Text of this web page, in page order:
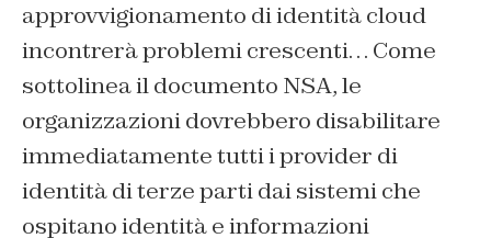
approvvigionamento di identità cloud
incontrerà problemi crescenti… Come
sottolinea il documento NSA, le
organizzazioni dovrebbero disabilitare
immediatamente tutti i provider di
identità di terze parti dai sistemi che
ospitano identità e informazioni